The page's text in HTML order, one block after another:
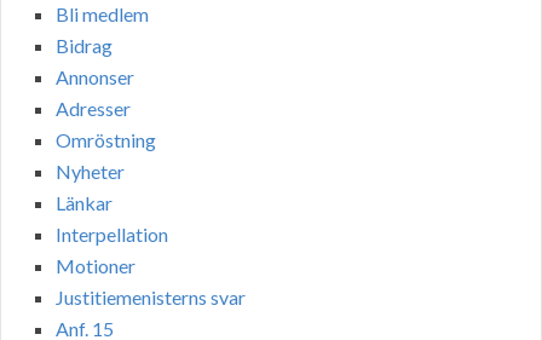
Bli medlem
Bidrag
Annonser
Adresser
Omröstning
Nyheter
Länkar
Interpellation
Motioner
Justitiemenisterns svar
Anf. 15